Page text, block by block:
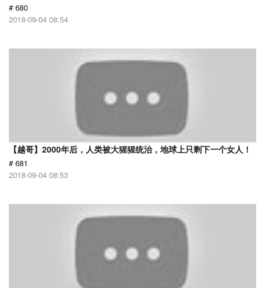
# 680
2018-09-04 08:54
【越哥】2000年后，人类被大猩猩统治，地球上只剩下一个女人！
# 681
2018-09-04 08:53